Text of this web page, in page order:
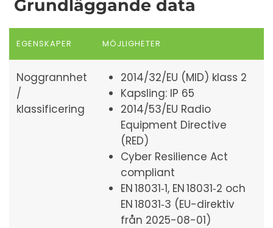
Grundläggande data
EGENSKAPER MÖJLIGHETER
Noggrannhet
/
klassificering
2014/32/EU (MID) klass 2
Kapsling: IP 65
2014/53/EU Radio
Equipment Directive
(RED)
Cyber Resilience Act
compliant
EN 18031‑1, EN 18031‑2 och
EN 18031‑3 (EU-direktiv
från 2025-08-01)